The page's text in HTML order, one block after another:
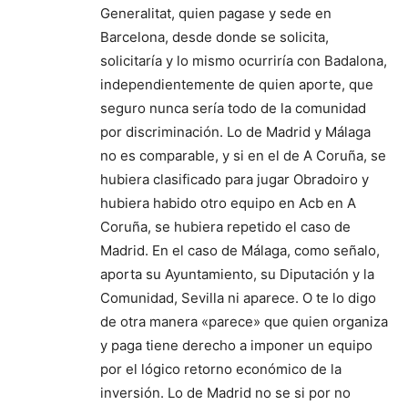
Generalitat, quien pagase y sede en
Barcelona, desde donde se solicita,
solicitaría y lo mismo ocurriría con Badalona,
independientemente de quien aporte, que
seguro nunca sería todo de la comunidad
por discriminación. Lo de Madrid y Málaga
no es comparable, y si en el de A Coruña, se
hubiera clasificado para jugar Obradoiro y
hubiera habido otro equipo en Acb en A
Coruña, se hubiera repetido el caso de
Madrid. En el caso de Málaga, como señalo,
aporta su Ayuntamiento, su Diputación y la
Comunidad, Sevilla ni aparece. O te lo digo
de otra manera «parece» que quien organiza
y paga tiene derecho a imponer un equipo
por el lógico retorno económico de la
inversión. Lo de Madrid no se si por no